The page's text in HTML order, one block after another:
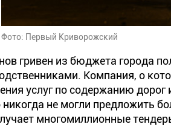
Фото: Первый Криворожский
гривен из бюджета города
Компания, о
услуг по содержанию дорог
никогда не могли предложить
многомиллионные